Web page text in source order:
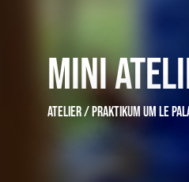
Mini
ATELIER / PRAKTIKUMUM LE